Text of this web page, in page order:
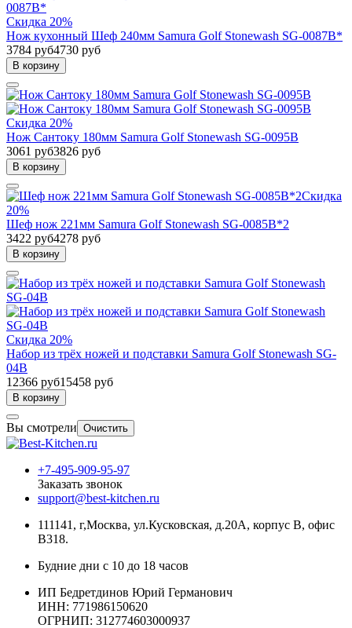
Скидка 20%
Нож кухонный Шеф 240мм Samura Golf Stonewash SG-0087B*
3784 руб4730 руб
В корзину
Скидка 20%
Нож Сантоку 180мм Samura Golf Stonewash SG-0095B
3061 руб3826 руб
В корзину
Скидка
20%
Шеф нож 221мм Samura Golf Stonewash SG-0085B*2
3422 руб4278 руб
В корзину
Скидка 20%
Набор из трёх ножей и подставки Samura Golf Stonewash SG-
04B
12366 руб15458 руб
В корзину
Вы смотрели Очистить
+7-495-909-95-97
Заказать звонок
support@best-kitchen.ru
111141, г,Москва, ул.Кусковская, д.20А, корпус В, офис
В318.
Будние дни с 10 до 18 часов
ИП Бедретдинов Юрий Германович
ИНН: 771986150620
ОГРНИП: 312774603000937